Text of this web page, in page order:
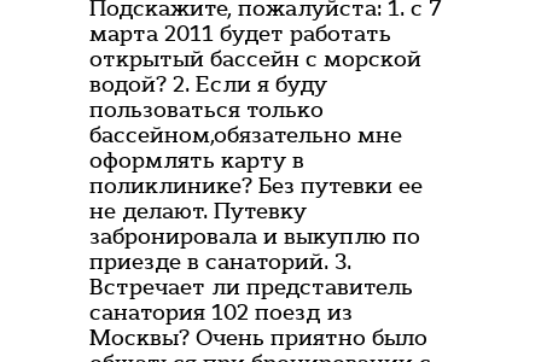
Подскажите, пожалуйста: 1. с 7
марта 2011 будет работать
открытый бассейн с морской
водой? 2. Если я буду
пользоваться только
бассейном,обязательно мне
оформлять карту в
поликлинике? Без путевки ее
не делают. Путевку
забронировала и выкуплю по
приезде в санаторий. 3.
Встречает ли представитель
санатория 102 поезд из
Москвы? Очень приятно было